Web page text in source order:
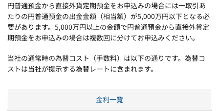
円普通預金から直接外貨定期預金をお申込みの場合には一取引あ
たりの円普通預金の出金金額（相当額）が5,000万円以下となる必
要があります。5,000万円以上の金額で円普通預金から直接外貨定
期預金をお申込みの場合は複数回に分けてお申込みください。
当社の通常時の為替コスト（手数料）は以下の通りです。為替コ
ストは当社が提示する為替レートに含まれます。
金利一覧